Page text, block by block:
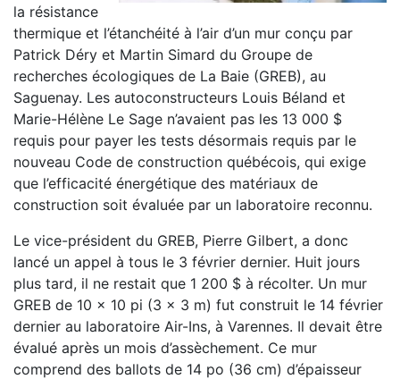
la résistance
thermique et l’étanchéité à l’air d’un mur conçu par
Patrick Déry et Martin Simard du Groupe de
recherches écologiques de La Baie (GREB), au
Saguenay. Les autoconstructeurs Louis Béland et
Marie-Hélène Le Sage n’avaient pas les 13 000 $
requis pour payer les tests désormais requis par le
nouveau Code de construction québécois, qui exige
que l’efficacité énergétique des matériaux de
construction soit évaluée par un laboratoire reconnu.
Le vice-président du GREB, Pierre Gilbert, a donc
lancé un appel à tous le 3 février dernier. Huit jours
plus tard, il ne restait que 1 200 $ à récolter. Un mur
GREB de 10 x 10 pi (3 x 3 m) fut construit le 14 février
dernier au laboratoire Air-Ins, à Varennes. Il devait être
évalué après un mois d’assèchement. Ce mur
comprend des ballots de 14 po (36 cm) d’épaisseur